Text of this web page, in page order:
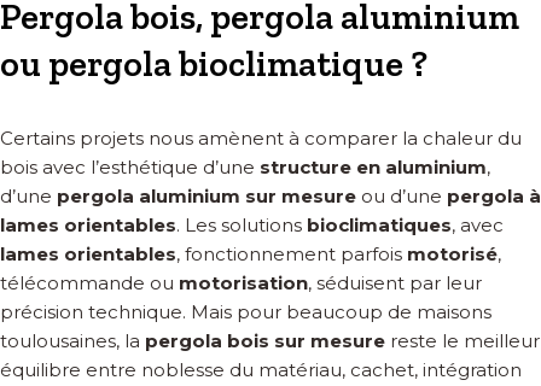
Pergola bois, pergola aluminium
ou pergola bioclimatique ?
Certains projets nous amènent à comparer la chaleur du
bois avec l’esthétique d’une structure en aluminium,
d’une pergola aluminium sur mesureou d’une pergola à
lames orientables. Les solutions bioclimatiques, avec
lames orientables, fonctionnement parfois motorisé,
télécommande ou motorisation, séduisent par leur
précision technique. Mais pour beaucoup de maisons
toulousaines, la pergola bois sur mesurereste le meilleur
équilibre entre noblesse du matériau, cachet, intégration